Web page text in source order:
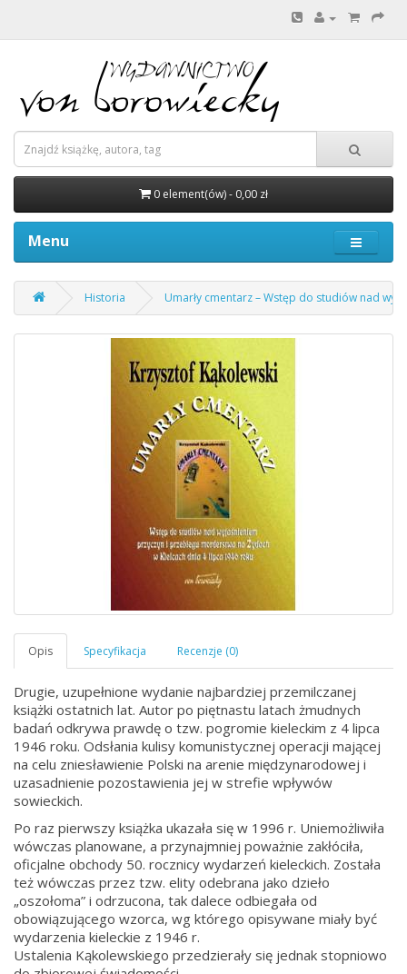
0 element(ów) - 0,00 zł
Menu
Historia Umarły cmentarz – Wstęp do studiów nad
Drugie, uzupełnione wydanie najbardziej przemilczanej
książki ostatnich lat. Autor po piętnastu latach żmudnych
badań odkrywa prawdę o tzw. pogromie kieleckim z 4 lipca
1946 roku. Odsłania kulisy komunistycznej operacji mającej
na celu zniesławienie Polski na arenie międzynarodowej i
uzasadnienie pozostawienia jej w strefie wpływów
sowieckich.
Po raz pierwszy książka ukazała się w 1996 r. Uniemożliwiła
wówczas planowane, a przynajmniej poważnie zakłóciła,
oficjalne obchody 50. rocznicy wydarzeń kieleckich. Została
też wówczas przez tzw. elity odebrana jako dzieło
„oszołoma” i odrzucona, tak dalece odbiegała od
obowiązującego wzorca, wg którego opisywane miały być
wydarzenia kieleckie z 1946 r.
Ustalenia Kąkolewskiego przedzierały się jednak stopniowo